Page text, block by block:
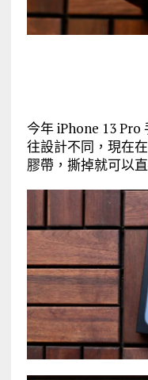
今年 iPhone 13 Pro
往設計不同，現在
膠帶，撕掉就可以